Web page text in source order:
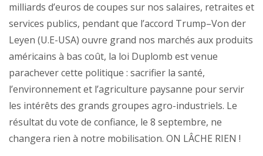
milliards d’euros de coupes sur nos salaires, retraites et
services publics, pendant que l’accord Trump–Von der
Leyen (U.E-USA) ouvre grand nos marchés aux produits
américains à bas coût, la loi Duplomb est venue
parachever cette politique : sacrifier la santé,
l’environnement et l’agriculture paysanne pour servir
les intérêts des grands groupes agro-industriels. Le
résultat du vote de confiance, le 8 septembre, ne
changera rien à notre mobilisation. ON LÂCHE RIEN !